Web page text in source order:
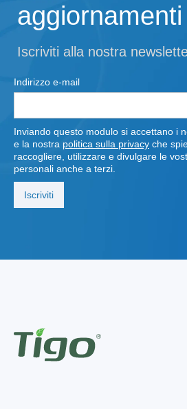
aggiornamenti
Iscriviti alla nostra
Indirizzo e-mail
Inviando questo modulo si accettano i
e la nostra politica sulla privacy che
raccogliere, utilizzare e divulgare le
personali anche a terzi.